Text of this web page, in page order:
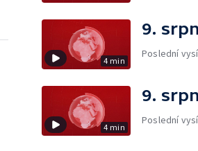
4 min
9.
Poslední
4 min
9.
Poslední